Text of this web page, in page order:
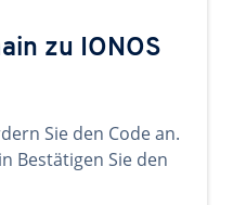
zu IONOS
Sie den Code an.
Bestätigen Sie den